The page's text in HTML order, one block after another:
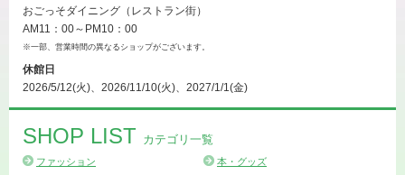
おごっそダイニング（レストラン街）
AM11：00～PM10：00
※一部、営業時間の異なるショップがございます。
休館日
2026/5/12(火)、2026/11/10(火)、2027/1/1(金)
SHOP LIST カテゴリ一覧
ファッション
本・グッズ